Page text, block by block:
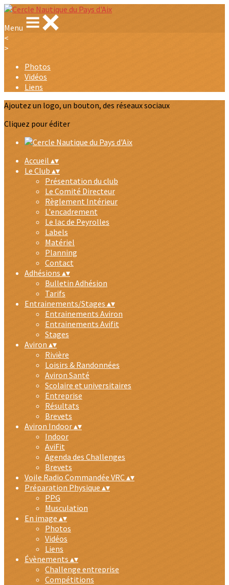
Menu
<
>
Photos
Vidéos
Liens
Ajoutez un logo, un bouton, des réseaux sociaux
Cliquez pour éditer
Accueil ▴▾
Le Club ▴▾
Présentation du club
Le Comité Directeur
Règlement Intérieur
L'encadrement
Le lac de Peyrolles
Labels
Matériel
Planning
Contact
Adhésions ▴▾
Bulletin Adhésion
Tarifs
Entrainements/Stages ▴▾
Entrainements Aviron
Entrainements Avifit
Stages
Aviron ▴▾
Rivière
Loisirs & Randonnées
Aviron Santé
Scolaire et universitaires
Entreprise
Résultats
Brevets
Aviron Indoor▴▾
Indoor
AviFit
Agenda des Challenges
Brevets
Voile Radio Commandée VRC▴▾
Préparation Physique ▴▾
PPG
Musculation
En image ▴▾
Photos
Vidéos
Liens
Évènements ▴▾
Challenge entreprise
Compétitions